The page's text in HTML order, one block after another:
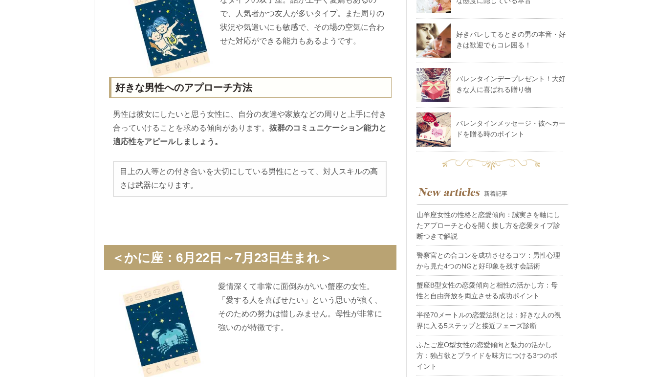
で、人気者かつ友人が多いタイプ。また周りの
状況や気遣いにも敏感で、その場の空気に合わ
せた対応ができる能力もあるようです。
好きな男性へのアプローチ方法
男性は彼女にしたいと思う女性に、自分の友達や家族などの周りと上手に付き
合っていけることを求める傾向があります。 抜群のコミュニケーション能力と
適応性をアピールしましょう。
目上の人等との付き合いを大切にしている男性にとって、対人スキルの高
さは武器になります。
＜かに座：6月22日～7月23日生まれ＞
愛情深くて非常に面倒みがいい蟹座の女性。
「愛する人を喜ばせたい」という思いが強く、
そのための努力は惜しみません。母性が非常に
強いのが特徴です。
好きバレしてるときの男の本音・好
きは歓迎でもコレ困る！
バレンタインデープレゼント！大好
きな人に喜ばれる贈り物
バレンタインメッセージ・彼へカー
ドを贈る時のポイント
新着記事
山羊座女性の性格と恋愛傾向：誠実さを軸にし
たアプローチと心を開く接し方を恋愛タイプ診
断つきで解説
警察官との合コンを成功させるコツ：男性心理
から見た4つのNGと好印象を残す会話術
蟹座B型女性の恋愛傾向と相性の活かし方：母
性と自由奔放を両立させる成功ポイント
半径70メートルの恋愛法則とは：好きな人の視
界に入る5ステップと接近フェーズ診断
ふたご座O型女性の恋愛傾向と魅力の活かし
方：独占欲とプライドを味方につける3つのポ
イント